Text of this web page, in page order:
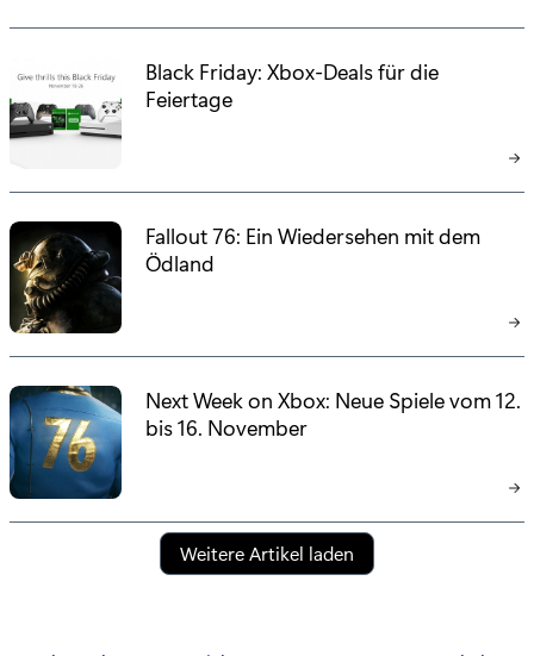
Black Friday: Xbox-Deals für die
Feiertage
Fallout 76: Ein Wiedersehen mit dem
Ödland
Next Week on Xbox: Neue Spiele vom 12.
bis 16. November
Weitere Artikel laden